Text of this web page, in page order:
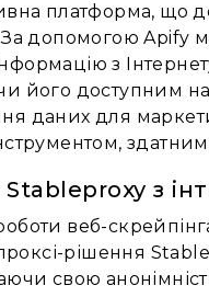
платформа, що
За допомогою Apify
з
його доступним
даних для
з
веб-
рішення
свою